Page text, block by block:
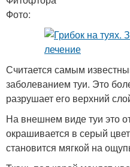
Фото:
Считается самым
заболеванием туи. Это
разрушает его верхний
На внешнем виде туи это
окрашивается в серый
становится мягкой на